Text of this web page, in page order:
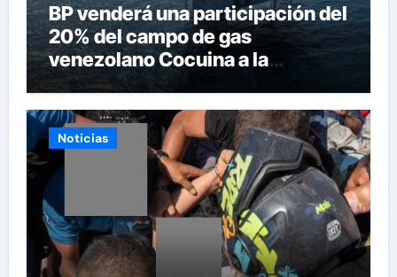
BP venderá una participación del
20% del campo de gas
venezolano Cocuina a la
trinitense NGC
Noticias